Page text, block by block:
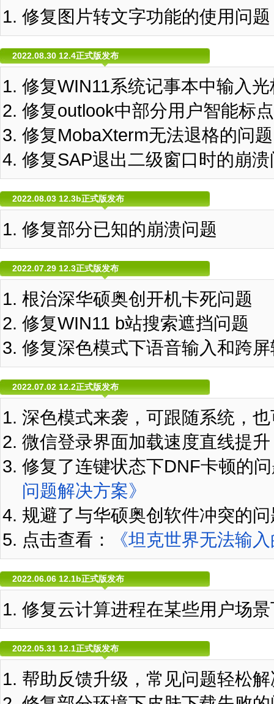
修复图片转文字功能的使用问题
2022.08.30 12.4正式版发布
修复WIN11系统记事本中输入
修复outlook中部分用户智能标
修复MobaXterm无法退格的问题
修复SAP退出二级窗口时的崩
2022.08.03 12.3b正式版发布
修复部分已知的崩溃问题
2022.07.29 12.3正式版发布
根治深华硕奥创开机卡死问题
修复WIN11 b站搜索遮挡问题
修复深色模式下语音输入和跨
2022.07.02 12.2正式版发布
深色模式来袭，可跟随系统，
微信登录界面加载速度直线提升
修复了连键状态下DNF卡顿的
问题解决方案》
规避了与华硕奥创软件冲突的
点击查看：
《坦克世界无法输
2022.06.06 12.1b正式版发布
修复云计算进程在某些用户场
2022.05.31 12.1正式版发布
帮助反馈升级，常见问题轻松